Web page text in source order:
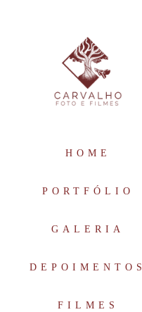
HOME
PORTFÓLIO
GALERIA
DEPOIMENTOS
FILMES